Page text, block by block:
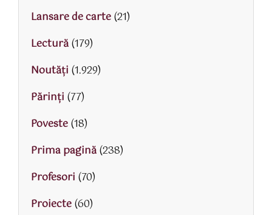
Lansare de carte(21)
Lectură(179)
Noutăți (1.929)
Părinţi (77)
Poveste(18)
Prima pagină(238)
Profesori (70)
Proiecte(60)